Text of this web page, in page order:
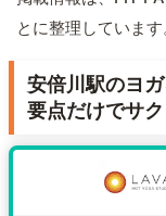
とに整理しています
安倍川駅のヨ
要点だけでサ